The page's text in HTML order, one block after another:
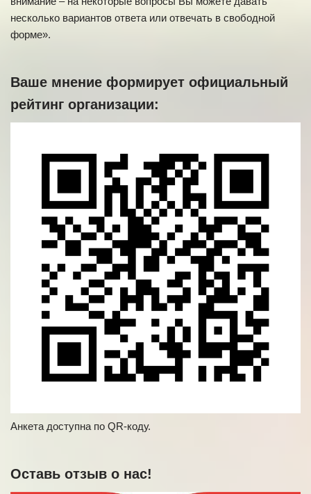
несколько вариантов ответа или отвечать в свободной
форме».
Ваше мнение формирует официальный
рейтинг организации:
Анкета доступна по QR-коду.
Оставь отзыв о нас!